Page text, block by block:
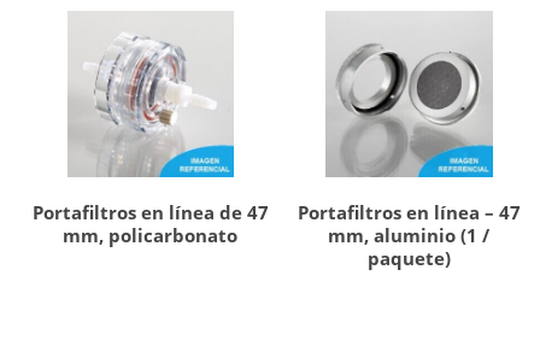
Portafiltros en línea de 47
mm, policarbonato
Portafiltros en línea – 47
mm, aluminio (1 /
paquete)